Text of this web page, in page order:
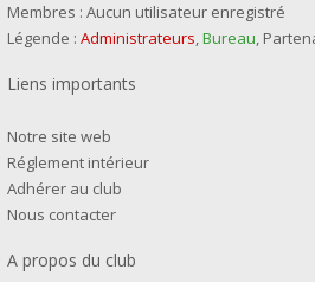
Membres : Aucun utilisateur enregistré
Légende : Administrateurs,Bureau,
Liens importants
Notre site web
Réglement intérieur
Adhérer au club
Nous contacter
A propos du club